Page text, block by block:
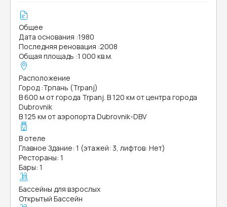
Общее
Дата основания :1980
Последняя реновация :2008
Общая площадь :1 000 кв.м.
Расположение
Город :Трпань (Trpanj)
В 600 м от города Trpanj. В 120 км от центра города
Dubrovnik
В 125 км от аэропорта Dubrovnik-DBV
В отеле
Главное Здание: 1 (этажей: 3, лифтов: Нет)
Рестораны: 1
Бары: 1
Бассейны для взрослых
Открытый Бассейн